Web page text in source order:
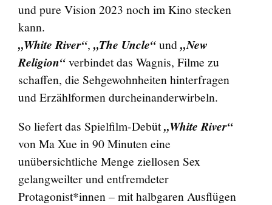
und pure Vision 2023 noch im Kino stecken
kann.
„White River“,„The Uncle“und„New
Religion“verbindet das Wagnis, Filme zu
schaffen, die Sehgewohnheiten hinterfragen
und Erzählformen durcheinanderwirbeln.
So liefert das Spielfilm-Debüt„White River“
von Ma Xue in 90 Minuten eine
unübersichtliche Menge ziellosen Sex
gelangweilter und entfremdeter
Protagonist*innen – mit halbgaren Ausflügen